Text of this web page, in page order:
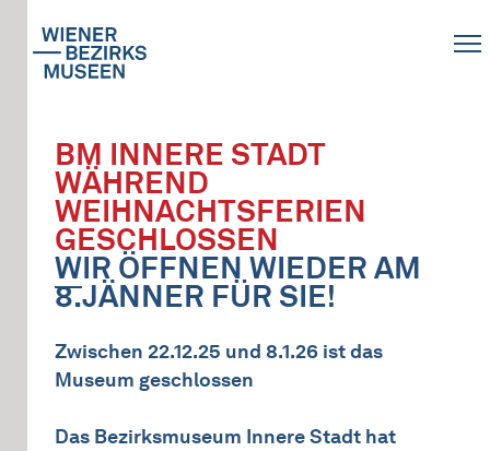
BM INNERE STADT
WÄHREND
WEIHNACHTSFERIEN
GESCHLOSSEN
WIR ÖFFNEN WIEDER AM
8.JÄNNER FÜR SIE!
Zwischen 22.12.25 und 8.1.26 ist das
Museum geschlossen
Das Bezirksmuseum Innere Stadt hat